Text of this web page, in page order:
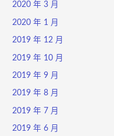
2020 年 3 月
2020 年 1 月
2019 年 12 月
2019 年 10 月
2019 年 9 月
2019 年 8 月
2019 年 7 月
2019 年 6 月